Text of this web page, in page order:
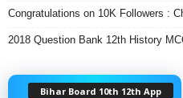
Congratulations on 10K Followers :
2018 Question Bank 12th History
Bihar Board 10th 12th App